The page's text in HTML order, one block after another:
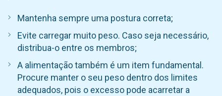
Mantenha sempre uma postura correta;
Evite carregar muito peso. Caso seja necessário,
distribua-o entre os membros;
A alimentação também é um item fundamental.
Procure manter o seu peso dentro dos limites
adequados, pois o excesso pode acarretar a